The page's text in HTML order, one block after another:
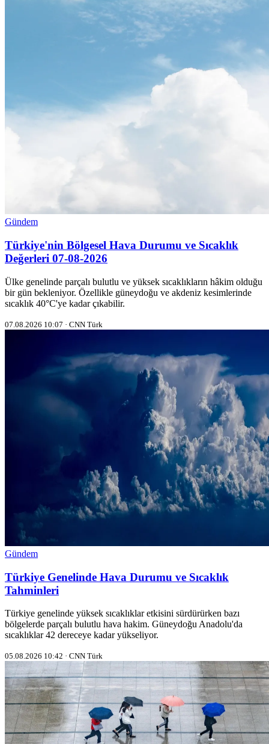
Gündem
Türkiye'nin Bölgesel Hava Durumu ve Sıcaklık
Değerleri 07‑08‑2026
Ülke genelinde parçalı bulutlu ve yüksek sıcaklıkların hâkim olduğu
bir gün bekleniyor. Özellikle güneydoğu ve akdeniz kesimlerinde
sıcaklık 40°C'ye kadar çıkabilir.
07.08.2026 10:07 · CNN Türk
Gündem
Türkiye Genelinde Hava Durumu ve Sıcaklık
Tahminleri
Türkiye genelinde yüksek sıcaklıklar etkisini sürdürürken bazı
bölgelerde parçalı bulutlu hava hakim. Güneydoğu Anadolu'da
sıcaklıklar 42 dereceye kadar yükseliyor.
05.08.2026 10:42 · CNN Türk